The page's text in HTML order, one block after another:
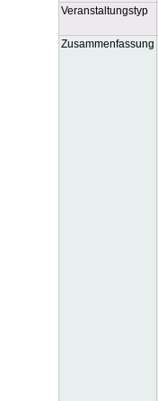
Veranstaltungstyp
Zusammenfassung